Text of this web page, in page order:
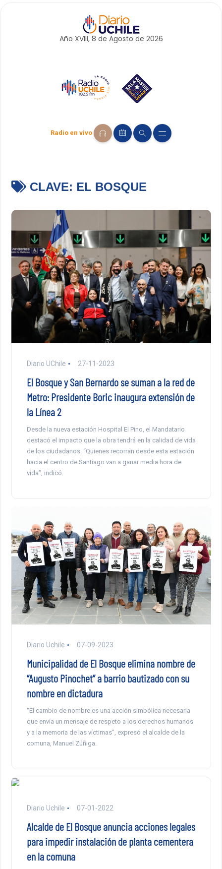
Año XVIII, 8 de Agosto de 2026
Radio en vivo
CLAVE: EL BOSQUE
Diario UChile 27-11-2023
El Bosque y San Bernardo se suman a la red de
Metro: Presidente Boric inaugura extensión de
la Línea 2
Desde la nueva estación Hospital El Pino, el Mandatario
destacó el impacto que la obra tendrá en la calidad de vida
de los ciudadanos. “Quienes recorran desde esta estación
hacia el centro de Santiago van a ganar media hora de
vida”, indicó.
Diario Uchile 07-09-2023
Municipalidad de El Bosque elimina nombre de
“Augusto Pinochet” a barrio bautizado con su
nombre en dictadura
“El cambio de nombre es una acción simbólica necesaria
que envía un mensaje de respeto a los derechos humanos
y a la memoria de las víctimas”, expresó el alcalde de la
comuna, Manuel Zúñiga.
Diario Uchile 07-01-2022
Alcalde de El Bosque anuncia acciones legales
para impedir instalación de planta cementera
en la comuna